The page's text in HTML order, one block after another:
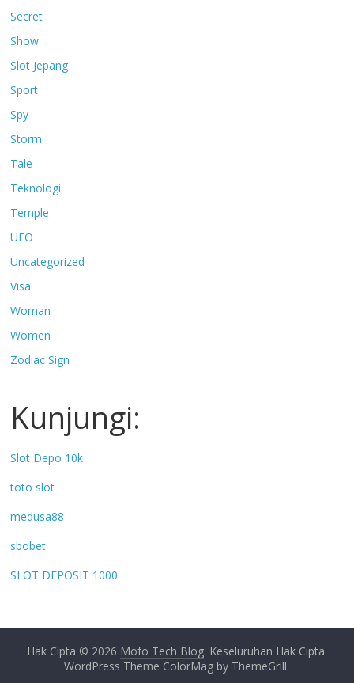
Secret
Show
Slot Jepang
Sport
Spy
Storm
Tale
Teknologi
Temple
UFO
Uncategorized
Visa
Woman
Women
Zodiac Sign
Kunjungi:
Slot Depo 10k
toto slot
medusa88
sbobet
SLOT DEPOSIT 1000
Hak Cipta © 2026 Mofo Tech Blog. Keseluruhan Hak Cipta.
WordPress Theme ColorMag by ThemeGrill.